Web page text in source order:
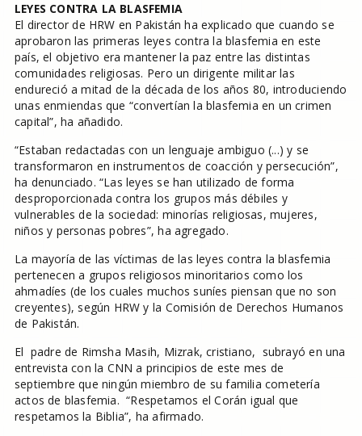
LEYES CONTRA LA BLASFEMIA
El director de HRW en Pakistán ha explicado que cuando se
aprobaron las primeras leyes contra la blasfemia en este
país, el objetivo era mantener la paz entre las distintas
comunidades religiosas. Pero un dirigente militar las
endureció a mitad de la década de los años 80, introduciendo
unas enmiendas que “convertían la blasfemia en un crimen
capital”, ha añadido.
“Estaban redactadas con un lenguaje ambiguo (...) y se
transformaron en instrumentos de coacción y persecución”,
ha denunciado. “Las leyes se han utilizado de forma
desproporcionada contra los grupos más débiles y
vulnerables de la sociedad: minorías religiosas, mujeres,
niños y personas pobres”, ha agregado.
La mayoría de las víctimas de las leyes contra la blasfemia
pertenecen a grupos religiosos minoritarios como los
ahmadíes (de los cuales muchos suníes piensan que no son
creyentes), según HRW y la Comisión de Derechos Humanos
de Pakistán.
El padre de Rimsha Masih, Mizrak, cristiano, subrayó en una
entrevista con la CNN a principios de este mes de
septiembre que ningún miembro de su familia cometería
actos de blasfemia. “Respetamos el Corán igual que
respetamos la Biblia”, ha afirmado.